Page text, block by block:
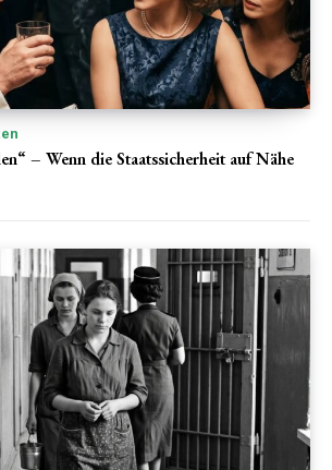
– Wenn die Staatssicherheit auf Nähe